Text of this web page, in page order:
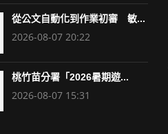
從公文自動化到作業初審 敏...
2026-08-07 20:22
桃竹苗分署「2026暑期遊...
2026-08-07 15:31